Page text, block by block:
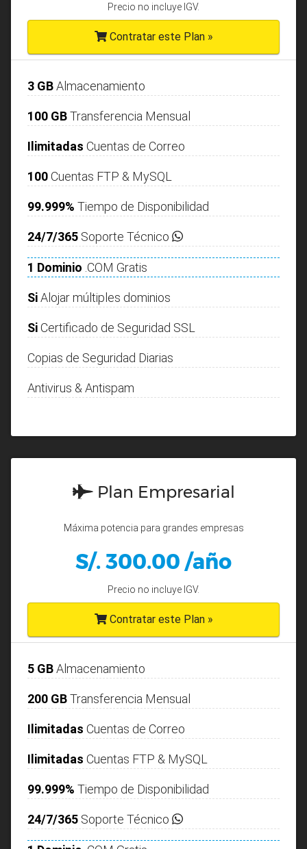
Precio no incluye IGV.
Contratar este Plan »
3 GBAlmacenamiento
100 GBTransferencia Mensual
Ilimitadas Cuentas de Correo
100Cuentas FTP & MySQL
99.999% Tiempo de Disponibilidad
24/7/365 Soporte Técnico
1 Dominio .COM Gratis
SiAlojar múltiples dominios
SiCertificado de Seguridad SSL
Copias de Seguridad Diarias
Antivirus & Antispam
Plan Empresarial
Máxima potencia para grandes empresas
S/. 300.00 /año
Precio no incluye IGV.
Contratar este Plan »
5 GBAlmacenamiento
200 GBTransferencia Mensual
Ilimitadas Cuentas de Correo
Ilimitadas Cuentas FTP & MySQL
99.999% Tiempo de Disponibilidad
24/7/365 Soporte Técnico